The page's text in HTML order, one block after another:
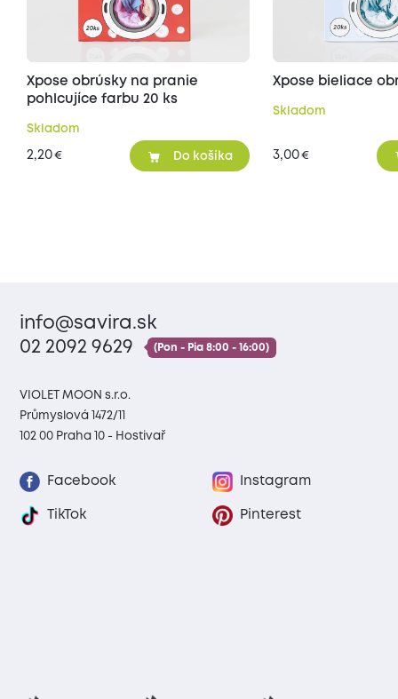
Xpose obrúsky na pranie
pohlcujíce farbu 20 ks
Skladom
2,20€ Do košíka
Xpose bieliace
Skladom
3,00€
info@savira.sk
02 2092 9629
(Pon - Pia 8:00 - 16:00)
VIOLET MOON s.r.o.
Průmyslová 1472/11
102 00 Praha 10 - Hostivař
Facebook Instagram
TikTok Pinterest